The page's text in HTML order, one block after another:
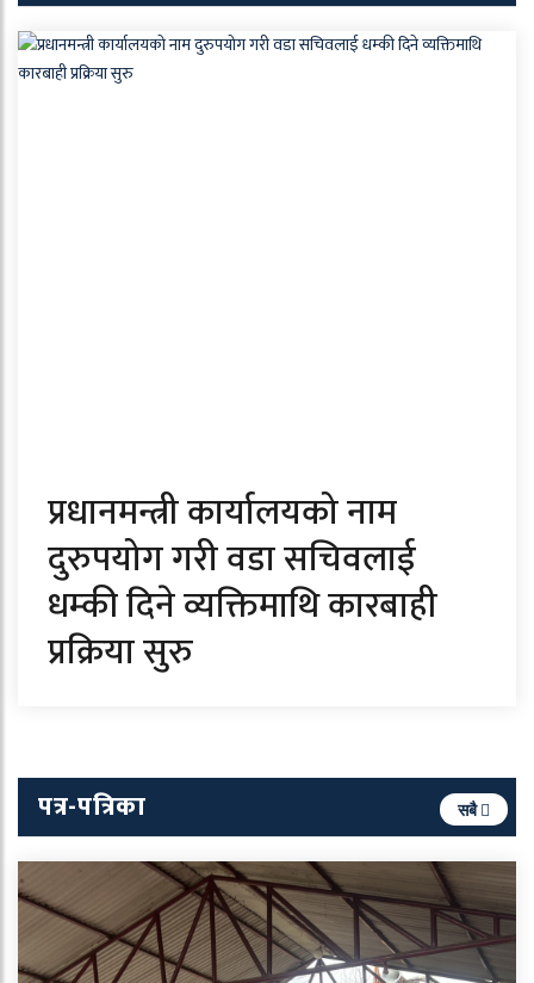
प्रधानमन्त्री कार्यालयको नाम
दुरुपयोग गरी वडा सचिवलाई
धम्की दिने व्यक्तिमाथि कारबाही
प्रक्रिया सुरु
पत्र-पत्रिका सबै